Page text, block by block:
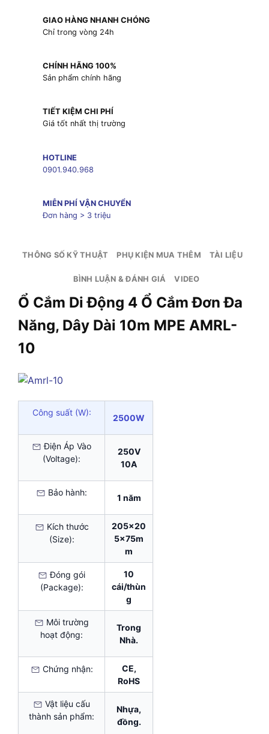
GIAO HÀNG NHANH CHÓNG
Chỉ trong vòng 24h
CHÍNH HÃNG 100%
Sản phẩm chính hãng
TIẾT KIỆM CHI PHÍ
Giá tốt nhất thị trường
HOTLINE
0901.940.968
MIỄN PHÍ VẬN CHUYỂN
Đơn hàng > 3 triệu
THÔNG SỐ KỸ THUẬT PHỤ KIỆN MUA THÊM TÀI LIỆU
BÌNH LUẬN & ĐÁNH GIÁ VIDEO
Ổ Cắm Di Động 4 Ổ Cắm Đơn Đa
Năng, Dây Dài 10m MPE AMRL-
10
Công suất (W):
2500W
Điện Áp Vào
(Voltage):
250V
10A
Bảo hành:
1 năm
Kích thước
(Size):
205x20
5x75m
m
Đóng gói
(Package):
10
cái/thùn
g
Môi trường
hoạt động:
Trong
Nhà.
Chứng nhận:
CE,
RoHS
Vật liệu cấu
thành sản phẩm:
Nhựa,
đồng.